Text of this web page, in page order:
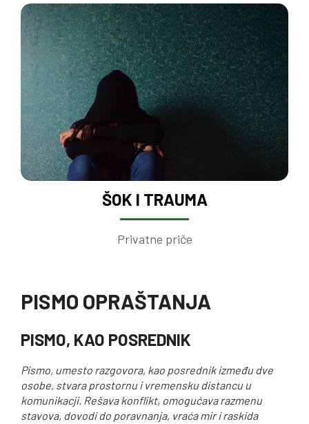
ŠOK I TRAUMA
Privatne priče
PISMO OPRAŠTANJA
PISMO, KAO POSREDNIK
Pismo, umesto razgovora, kao posrednik između dve
osobe, stvara prostornu i vremensku distancu u
komunikacji. Rešava konflikt, omogućava razmenu
stavova, dovodi do poravnanja, vraća mir i raskida